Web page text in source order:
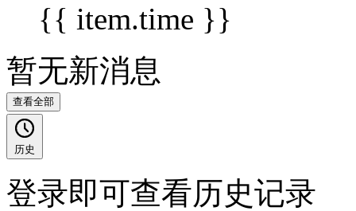
{{ item.time }}
暂无新消息
查看全部
历史
登录即可查看历史记录